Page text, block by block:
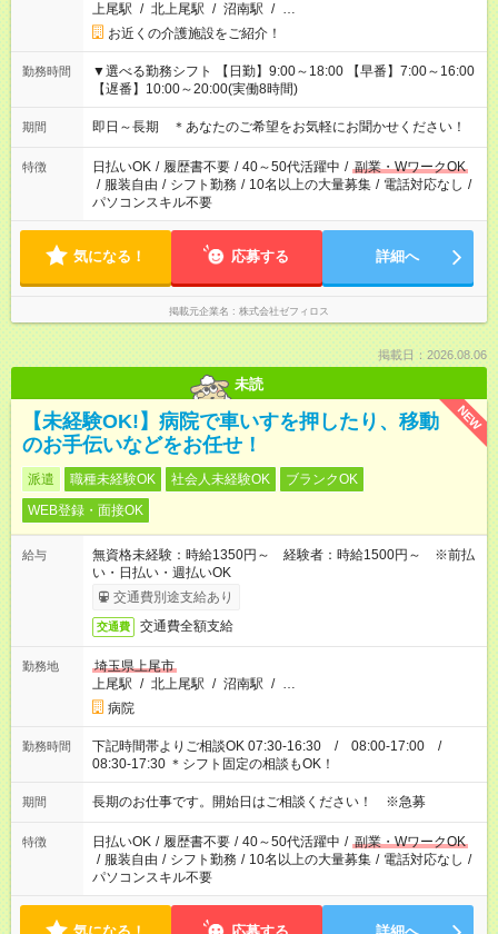
上尾駅 / 北上尾駅 / 沼南駅 / …
お近くの介護施設をご紹介！
勤務時間
▼選べる勤務シフト 【日勤】9:00～18:00 【早番】7:00～16:00
【遅番】10:00～20:00(実働8時間)
期間 即日～長期 ＊あなたのご希望をお気軽にお聞かせください！
特徴 日払いOK / 履歴書不要 / 40～50代活躍中 / 副業・WワークOK
/ 服装自由 / シフト勤務 / 10名以上の大量募集 / 電話対応なし /
パソコンスキル不要
気になる！ 応募する 詳細へ
掲載元企業名 株式会社ゼフィロス
掲載日：2026.08.06
未読
NEW
【未経験OK!】病院で車いすを押したり、移動
のお手伝いなどをお任せ！
派遣 職種未経験OK 社会人未経験OK
ブランクOK
WEB登録・面接OK
給与
無資格未経験：時給1350円～ 経験者：時給1500円～ ※前払
い・日払い・週払いOK
交通費別途支給あり
交通費 交通費全額支給
勤務地
埼玉県上尾市
上尾駅 / 北上尾駅 / 沼南駅 / …
病院
勤務時間
下記時間帯よりご相談OK 07:30-16:30 / 08:00-17:00 /
08:30-17:30 ＊シフト固定の相談もOK！
期間 長期のお仕事です。開始日はご相談ください！ ※急募
特徴 日払いOK / 履歴書不要 / 40～50代活躍中 / 副業・WワークOK
/ 服装自由 / シフト勤務 / 10名以上の大量募集 / 電話対応なし /
パソコンスキル不要